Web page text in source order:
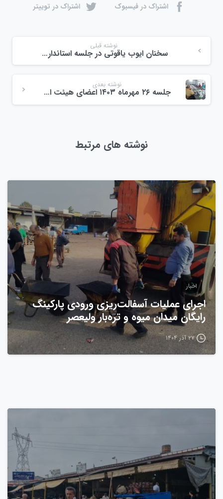
اشتراک در فیسبوک اشتراک در توییتر
نوشته قبلی
سخنان ایوب یاقوتی در جلسه استانداری مهرماه ۱۴۰۳
نوشته بعدی
جلسه ۲۶ مهرماه ۱۴۰۳ اعضای هیئت امنا میدان ولیعصر احمدگوراب
نوشته های مرتبط
اخبار
اجرای عملیات آسفالت‌ریزی ورودی پارکینگ
رایگان میدان میوه و تره‌بار ولیعصر
۲۷ آذر ۱۴۰۴